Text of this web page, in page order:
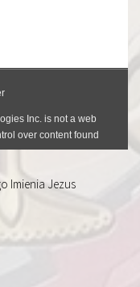
Imienia Jezus